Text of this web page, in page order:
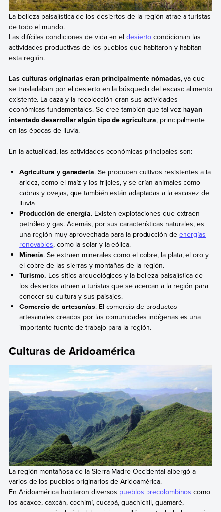
La belleza paisajística de los desiertos de la región atrae a turistas
de todo el mundo.
Las difíciles condiciones de vida en el desiertocondicionan las
actividades productivas de los pueblos que habitaron y habitan
esta región.
Las culturas originarias eran principalmente nómadas, ya que
se trasladaban por el desierto en la búsqueda del escaso alimento
existente. La caza y la recolección eran sus actividades
económicas fundamentales. Se cree también que tal vez hayan
intentado desarrollar algún tipo de agricultura, principalmente
en las épocas de lluvia.
En la actualidad, las actividades económicas principales son:
Agricultura y ganadería. Se producen cultivos resistentes a la
aridez, como el maíz y los frijoles, y se crían animales como
cabras y ovejas, que también están adaptadas a la escasez de
lluvia.
Producción de energía. Existen explotaciones que extraen
petróleo y gas. Además, por sus características naturales, es
una región muy aprovechada para la producción deenergías
renovables, como la solar y la eólica.
Minería. Se extraen minerales como el cobre, la plata, el oro y
el cobre de las sierras y montañas de la región.
Turismo. Los sitios arqueológicos y la belleza paisajística de
los desiertos atraen a turistas que se acercan a la región para
conocer su cultura y sus paisajes.
Comercio de artesanías. El comercio de productos
artesanales creados por las comunidades indígenas es una
importante fuente de trabajo para la región.
Culturas de Aridoamérica
La región montañosa de la Sierra Madre Occidental albergó a
varios de los pueblos originarios de Aridoamérica.
En Aridoamérica habitaron diversos pueblos precolombinos como
los acaxee, caxcán, cochimí, cucapá, guachichil, guamaré,